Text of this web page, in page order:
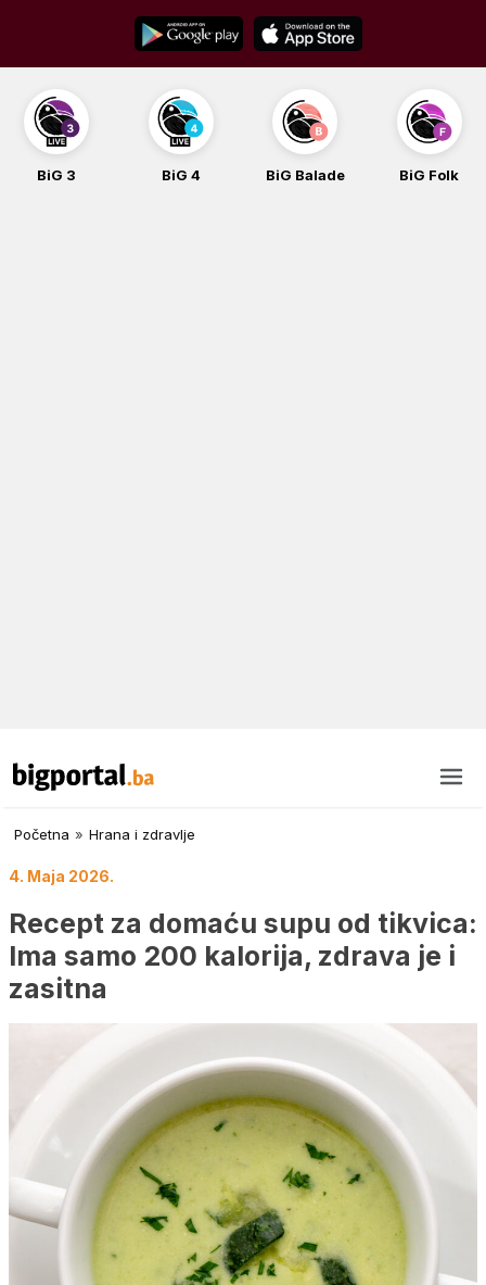
content
BiG 3 BiG 4 BiG Balade BiG Folk
Početna » Hrana i zdravlje
4. Maja 2026.
Recept za domaću supu od tikvica:
Ima samo 200 kalorija, zdrava je i
zasitna